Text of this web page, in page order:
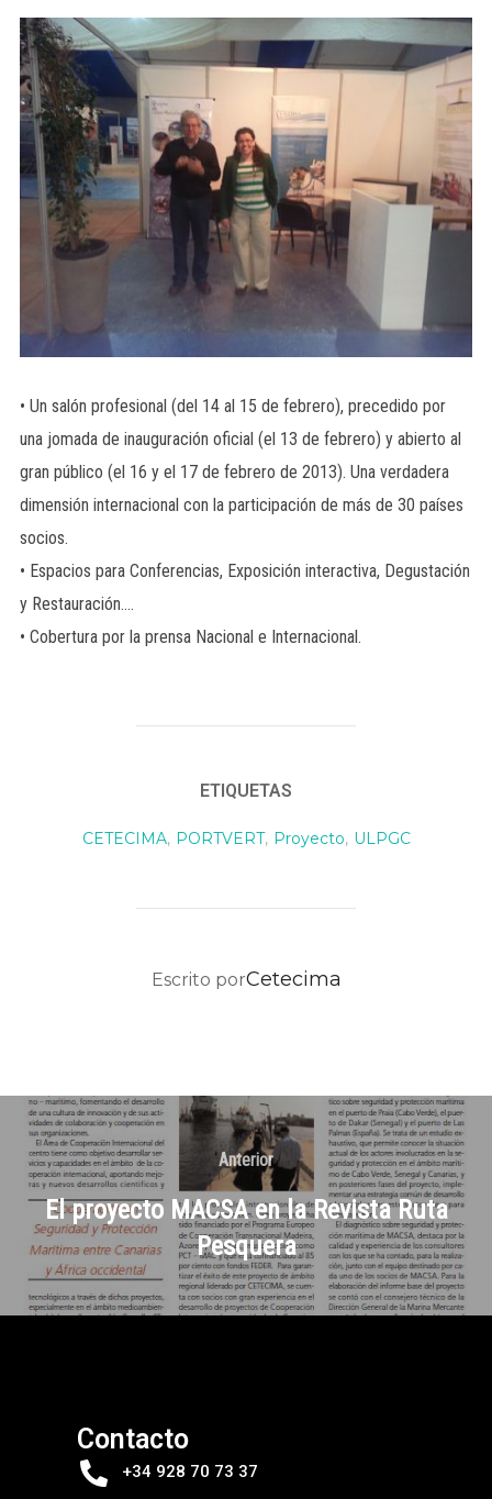
• Un salón profesional (del 14 al 15 de febrero), precedido por
una jomada de inauguración oficial (el 13 de febrero) y abierto al
gran público (el 16 y el 17 de febrero de 2013). Una verdadera
dimensión internacional con la participación de más de 30 países
socios.
• Espacios para Conferencias, Exposición interactiva, Degustación
y Restauración….
• Cobertura por la prensa Nacional e Internacional.
ETIQUETAS
CETECIMA, PORTVERT, Proyecto, ULPGC
AUTOR DE LA PUBLICACIÓN
Escrito porCetecima
Anterior
El proyecto MACSA en la Revista Ruta
Pesquera
Contacto
+34 928 70 73 37